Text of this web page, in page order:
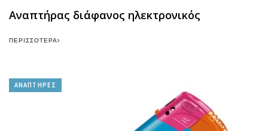
Αναπτήρας διάφανος ηλεκτρονικός
ΠΕΡΙΣΣΌΤΕΡΑ
ΑΝΑΠΤΗΡΕΣ